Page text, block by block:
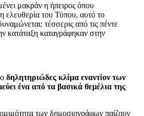
μακράν η ήπειρος όπου
ελευθερία του Τύπου, αυτό το
τέσσερις από τις πέντε
κατάταξη καταγράφηκαν στην
δηλητηριώδες κλίμα εναντίον των
ένα από τα βασικά θεμέλια της
των δημοσιογράφων παίζουν